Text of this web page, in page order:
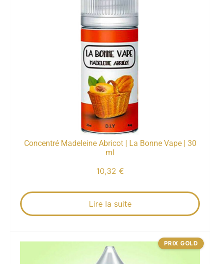
Concentré Madeleine Abricot | La Bonne Vape | 30
ml
10,32 €
Lire la suite
PRIX GOLD